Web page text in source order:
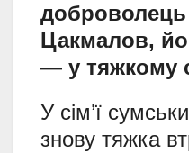
доброволець
Цакмалов,
— у тяжкому
У сім’ї
знову тяжка